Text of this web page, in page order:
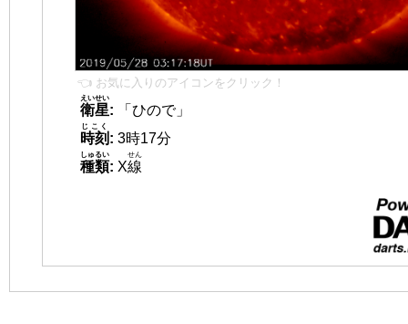
👈 お気に入りのアイコンをクリック！
衛星
えいせい
:
「ひので」
時刻
じこく
: 3時17分
種類
しゅるい
: X線
せん